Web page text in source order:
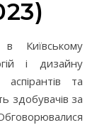
і дизайну
аспірантів та
здобувачів за